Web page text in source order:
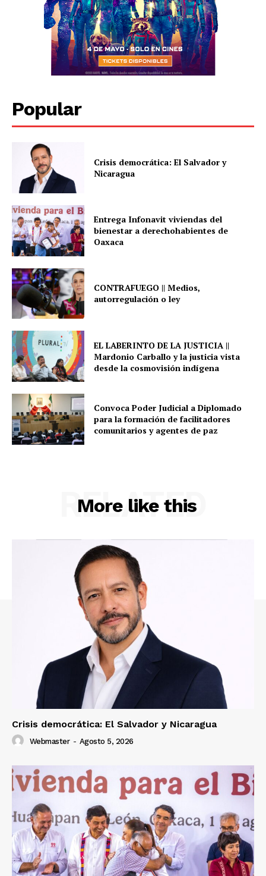
Popular
Crisis democrática: El Salvador y
Nicaragua
Entrega Infonavit viviendas del
bienestar a derechohabientes de
Oaxaca
CONTRAFUEGO || Medios,
autorregulación o ley
EL LABERINTO DE LA JUSTICIA ||
Mardonio Carballo y la justicia vista
desde la cosmovisión indígena
Convoca Poder Judicial a Diplomado
para la formación de facilitadores
comunitarios y agentes de paz
More like this
RELATED
Crisis democrática: El Salvador y Nicaragua
Webmaster - Agosto 5, 2026